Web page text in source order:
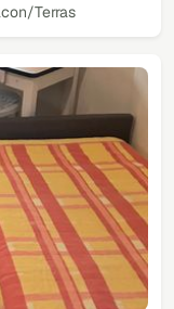
Terras